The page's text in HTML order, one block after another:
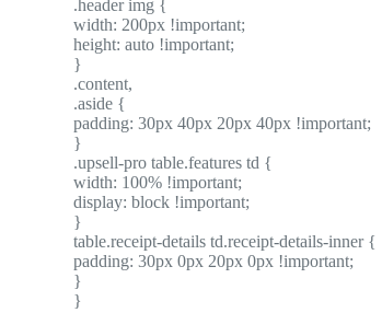
.header img {
width: 200px !important;
height: auto !important;
}
.content,
.aside {
padding: 30px 40px 20px 40px !important;
}
.upsell-pro table.features td {
width: 100% !important;
display: block !important;
}
table.receipt-details td.receipt-details-inner {
padding: 30px 0px 20px 0px !important;
}
}